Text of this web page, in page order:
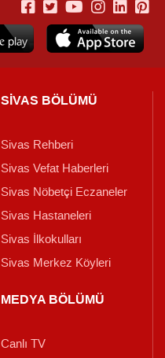
SİVAS BÖLÜMÜ
Sivas Rehberi
Sivas Vefat Haberleri
Sivas Nöbetçi Eczaneler
Sivas Hastaneleri
Sivas İlkokulları
Sivas Merkez Köyleri
MEDYA BÖLÜMÜ
Canlı TV